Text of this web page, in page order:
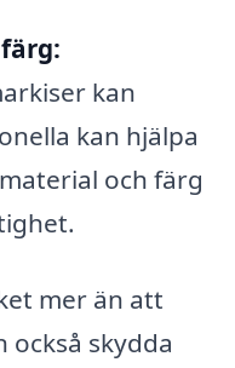
kan
kan hjälpa
och färg
mer än att
också skydda